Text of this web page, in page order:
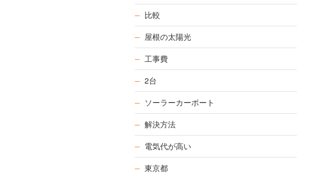
比較
屋根の太陽光
工事費
2台
ソーラーカーポート
解決方法
電気代が高い
東京都